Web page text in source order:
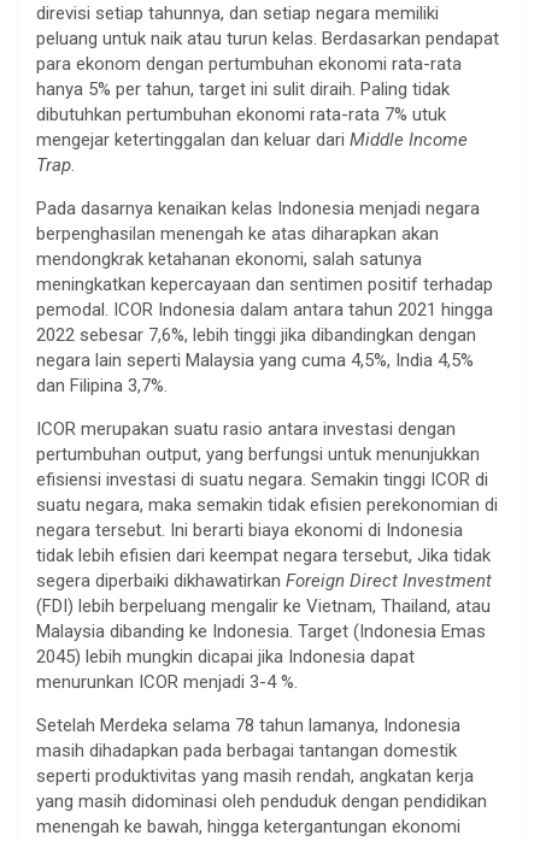
direvisi setiap tahunnya, dan setiap negara memiliki
peluang untuk naik atau turun kelas. Berdasarkan pendapat
para ekonom dengan pertumbuhan ekonomi rata-rata
hanya 5% per tahun, target ini sulit diraih. Paling tidak
dibutuhkan pertumbuhan ekonomi rata-rata 7% utuk
mengejar ketertinggalan dan keluar dari Middle Income
Trap.
Pada dasarnya kenaikan kelas Indonesia menjadi negara
berpenghasilan menengah ke atas diharapkan akan
mendongkrak ketahanan ekonomi, salah satunya
meningkatkan kepercayaan dan sentimen positif terhadap
pemodal. ICOR Indonesia dalam antara tahun 2021 hingga
2022 sebesar 7,6%, lebih tinggi jika dibandingkan dengan
negara lain seperti Malaysia yang cuma 4,5%, India 4,5%
dan Filipina 3,7%.
ICOR merupakan suatu rasio antara investasi dengan
pertumbuhan output, yang berfungsi untuk menunjukkan
efisiensi investasi di suatu negara. Semakin tinggi ICOR di
suatu negara, maka semakin tidak efisien perekonomian di
negara tersebut. Ini berarti biaya ekonomi di Indonesia
tidak lebih efisien dari keempat negara tersebut, Jika tidak
segera diperbaiki dikhawatirkan Foreign Direct Investment
(FDI) lebih berpeluang mengalir ke Vietnam, Thailand, atau
Malaysia dibanding ke Indonesia. Target (Indonesia Emas
2045) lebih mungkin dicapai jika Indonesia dapat
menurunkan ICOR menjadi 3-4 %.
Setelah Merdeka selama 78 tahun lamanya, Indonesia
masih dihadapkan pada berbagai tantangan domestik
seperti produktivitas yang masih rendah, angkatan kerja
yang masih didominasi oleh penduduk dengan pendidikan
menengah ke bawah, hingga ketergantungan ekonomi